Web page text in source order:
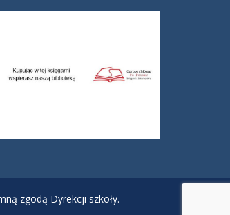
zgodą Dyrekcji szkoły.